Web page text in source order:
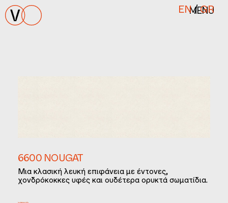
MENU
EN/GR
6600 NOUGAT
Μια κλασική λευκή επιφάνεια με έντονες,
χονδρόκοκκες υφές και ουδέτερα ορυκτά σωματίδια.